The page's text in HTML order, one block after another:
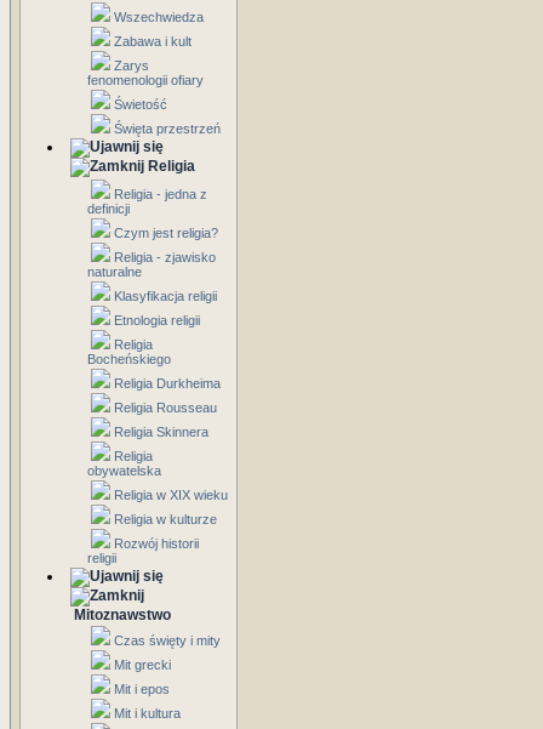
Wszechwiedza
Zabawa i kult
Zarys
fenomenologii ofiary
Świetość
Święta przestrzeń
Religia
Religia - jedna z
definicji
Czym jest religia?
Religia - zjawisko
naturalne
Klasyfikacja religii
Etnologia religii
Religia
Bocheńskiego
Religia Durkheima
Religia Rousseau
Religia Skinnera
Religia
obywatelska
Religia w XIX wieku
Religia w kulturze
Rozwój historii
religii
Mitoznawstwo
Czas święty i mity
Mit grecki
Mit i epos
Mit i kultura